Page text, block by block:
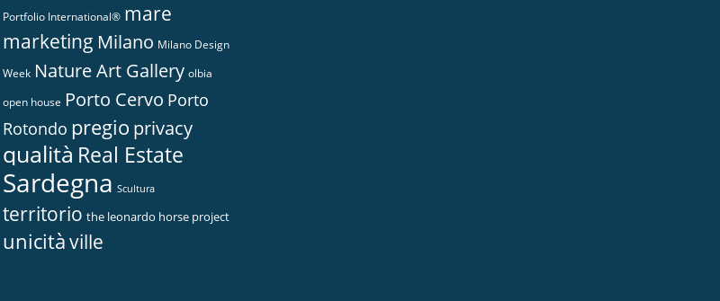
Portfolio International® mare
marketing Milano Milano Design
Week Nature Art Gallery olbia
open house Porto Cervo Porto
Rotondo pregio privacy
qualità Real Estate
Sardegna Scultura
territorio the leonardo horse project
unicitàville